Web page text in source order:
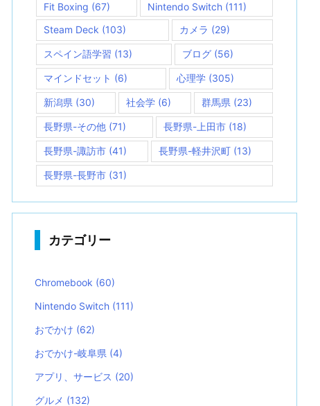
Fit Boxing (67) Nintendo Switch(111)
Steam Deck (103) カメラ (29)
スペイン語学習 (13) ブログ (56)
マインドセット (6) 心理学 (305)
新潟県 (30) 社会学(6) 群馬県 (23)
長野県-その他 (71) 長野県-上田市(18)
長野県-諏訪市 (41) 長野県-軽井沢町 (13)
長野県-長野市 (31)
カテゴリー
Chromebook (60)
Nintendo Switch (111)
おでかけ (62)
おでかけ-岐阜県 (4)
アプリ、サービス (20)
グルメ (132)